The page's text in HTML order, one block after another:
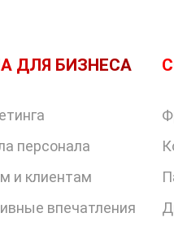
ДЛЯ БИЗНЕСА
персонала
и клиентам
впечатления